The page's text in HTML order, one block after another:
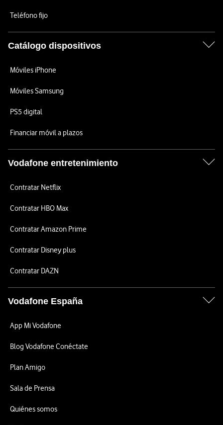
Teléfono fijo
Catálogo dispositivos
Móviles iPhone
Móviles Samsung
PS5 digital
Financiar móvil a plazos
Vodafone entretenimiento
Contratar Netflix
Contratar HBO Max
Contratar Amazon Prime
Contratar Disney plus
Contratar DAZN
Vodafone España
App Mi Vodafone
Blog Vodafone Conéctate
Plan Amigo
Sala de Prensa
Quiénes somos